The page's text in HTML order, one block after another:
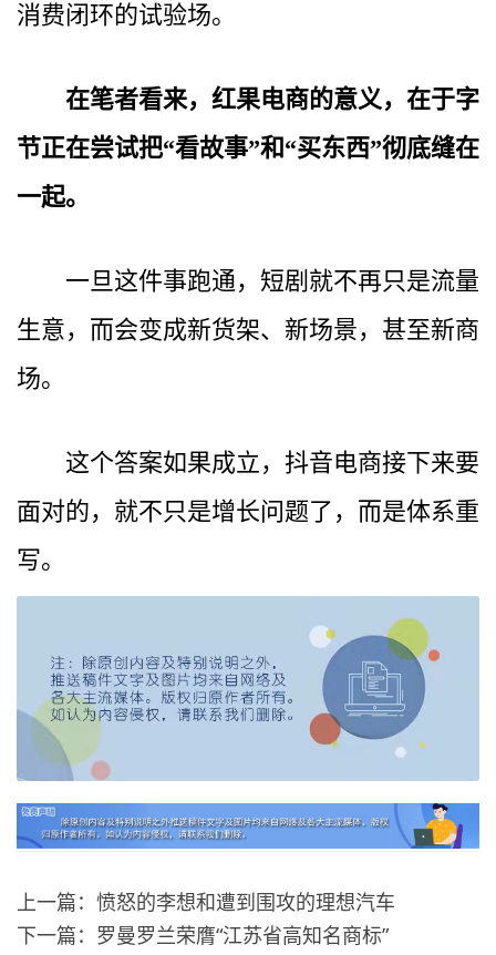
消费闭环的试验场。
在笔者看来，红果电商的意义，在于字
节正在尝试把“看故事”和“买东西”彻底缝在
一起。
一旦这件事跑通，短剧就不再只是流量
生意，而会变成新货架、新场景，甚至新商
场。
这个答案如果成立，抖音电商接下来要
面对的，就不只是增长问题了，而是体系重
写。
上一篇：愤怒的李想和遭到围攻的理想汽车
下一篇：罗曼罗兰荣膺“江苏省高知名商标”